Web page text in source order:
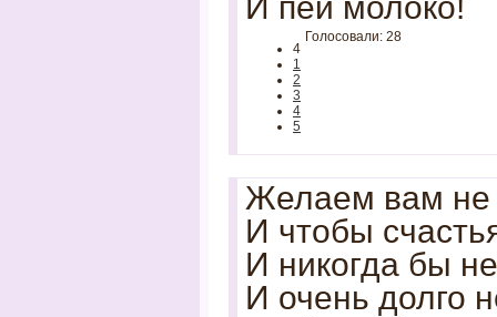
4
1
2
3
4
5
Голосовали: 28
Желаем вам не
И чтобы
И никогда бы
И очень долго